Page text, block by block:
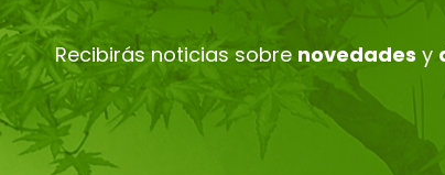
Recibirás noticias sobre novedades y